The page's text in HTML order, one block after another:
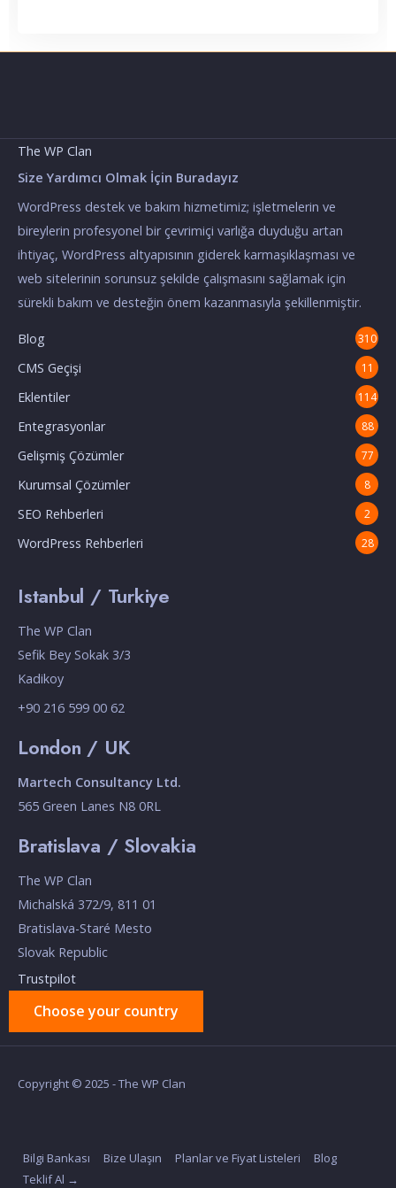
The WP Clan
Size Yardımcı Olmak İçin Buradayız
WordPress destek ve bakım hizmetimiz; işletmelerin ve
bireylerin profesyonel bir çevrimiçi varlığa duyduğu artan
ihtiyaç, WordPress altyapısının giderek karmaşıklaşması ve
web sitelerinin sorunsuz şekilde çalışmasını sağlamak için
sürekli bakım ve desteğin önem kazanmasıyla şekillenmiştir.
Blog 310
CMS Geçişi 11
Eklentiler 114
Entegrasyonlar 88
Gelişmiş Çözümler 77
Kurumsal Çözümler 8
SEO Rehberleri 2
WordPress Rehberleri 28
Istanbul / Turkiye
The WP Clan
Sefik Bey Sokak 3/3
Kadikoy
+90 216 599 00 62
London / UK
Martech Consultancy Ltd.
565 Green Lanes N8 0RL
Bratislava / Slovakia
The WP Clan
Michalská 372/9, 811 01
Bratislava-Staré Mesto
Slovak Republic
Trustpilot
Choose your country
Copyright © 2025 - The WP Clan
Bilgi Bankası Bize Ulaşın Planlar ve Fiyat Listeleri
Blog
Teklif Al →